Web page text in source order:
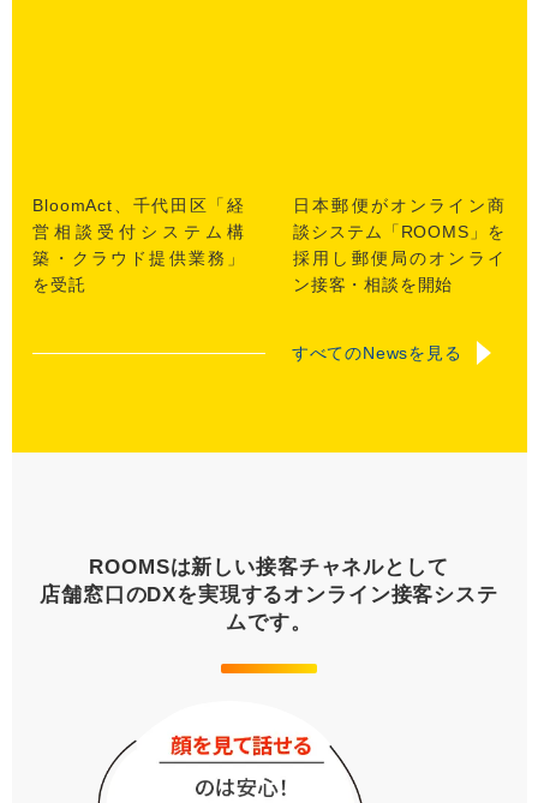
BloomAct、千代田区「経
営相談受付システム構
築・クラウド提供業務」
を受託
日本郵便がオンライン商
談システム「ROOMS」を
採用し郵便局のオンライ
ン接客・相談を開始
すべてのNewsを見る
ROOMSは新しい接客チャネルとして
店舗窓口のDXを実現するオンライン接客システ
ムです。